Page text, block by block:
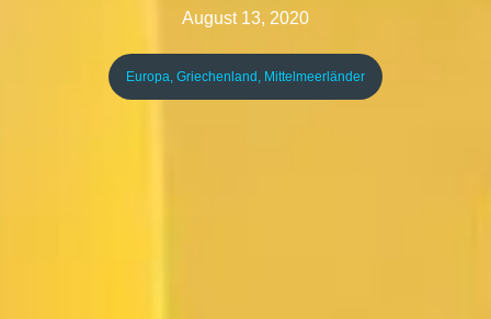
August 13, 2020
Europa, Griechenland , Mittelmeerländer